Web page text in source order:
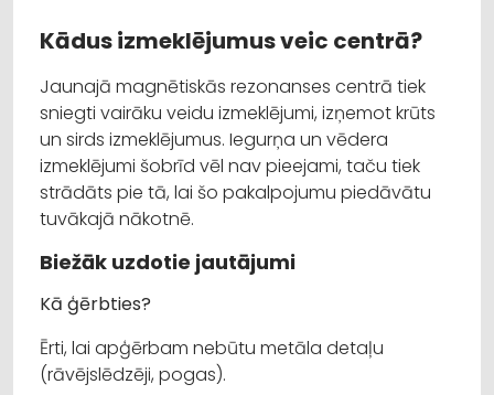
Kādus izmeklējumus veic centrā?
Jaunajā magnētiskās rezonanses centrā tiek
sniegti vairāku veidu izmeklējumi, izņemot krūts
un sirds izmeklējumus. Iegurņa un vēdera
izmeklējumi šobrīd vēl nav pieejami, taču tiek
strādāts pie tā, lai šo pakalpojumu piedāvātu
tuvākajā nākotnē.
Biežāk uzdotie jautājumi
Kā ģērbties?
Ērti, lai apģērbam nebūtu metāla detaļu
(rāvējslēdzēji, pogas).